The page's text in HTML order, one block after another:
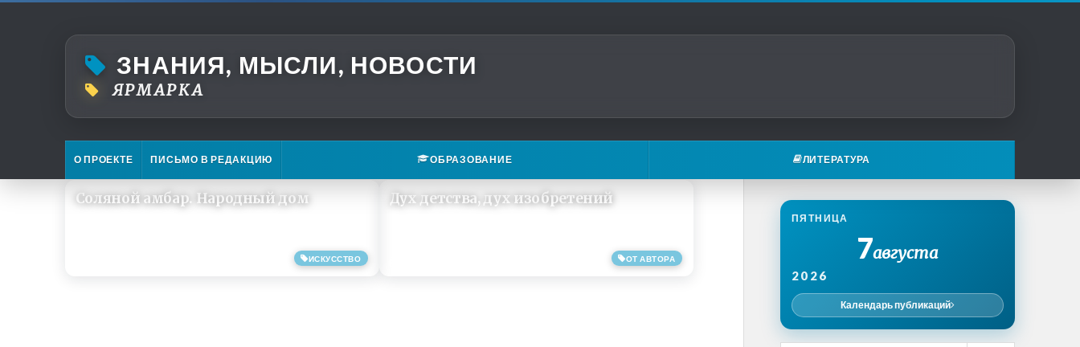
ЗНАНИЯ, МЫСЛИ, НОВОСТИ
ЯРМАРКА
О ПРОЕКТЕ ПИСЬМО В РЕДАКЦИЮ ОБРАЗОВАНИЕ ЛИТЕРАТУРА
ИСКУССТВО
Соляной амбар. Народный дом
ОТ АВТОРА
Дух детства, дух изобретений
ПЯТНИЦА
7августа
2026
Календарь публикаций